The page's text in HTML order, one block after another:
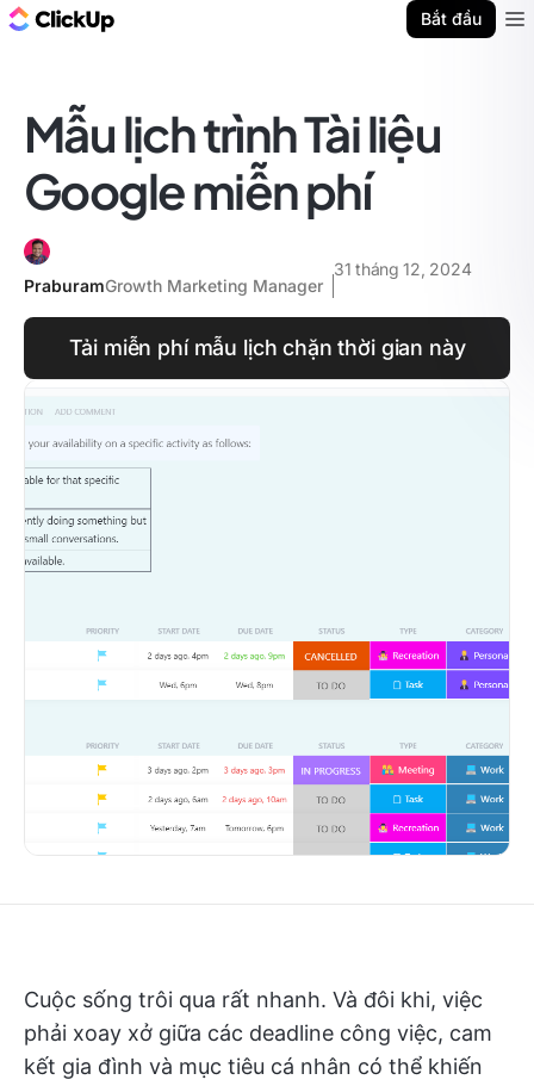
Bắt đầu
Mẫu lịch trình Tài liệu
Google miễn phí
PraburamGrowth Marketing Manager
31 tháng 12, 2024
Tải miễn phí mẫu lịch chặn thời gian này
Cuộc sống trôi qua rất nhanh. Và đôi khi, việc
phải xoay xở giữa các deadline công việc, cam
kết gia đình và mục tiêu cá nhân có thể khiến